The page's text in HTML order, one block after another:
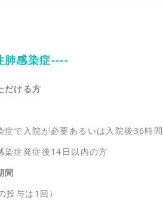
肺感染症----
だける方
で入院が必要あるいは入院後36時
症発症後14日以内の方
いただく期間
与は1回）